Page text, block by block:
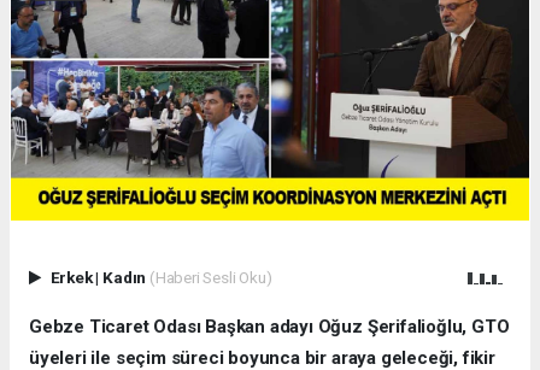
Erkek| Kadın (Haberi Sesli Oku)
Gebze Ticaret Odası Başkan adayı Oğuz Şerifalioğlu, GTO
üyeleri ile seçim süreci boyunca bir araya geleceği, fikir